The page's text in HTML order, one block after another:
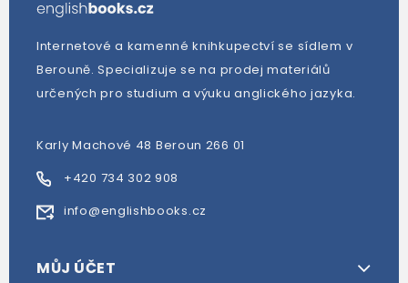
Internetové a kamenné knihkupectví se sídlem v
Berouně. Specializuje se na prodej materiálů
určených pro studium a výuku anglického jazyka.
Karly Machové 48 Beroun 266 01
+420 734 302 908
info@englishbooks.cz
MŮJ ÚČET